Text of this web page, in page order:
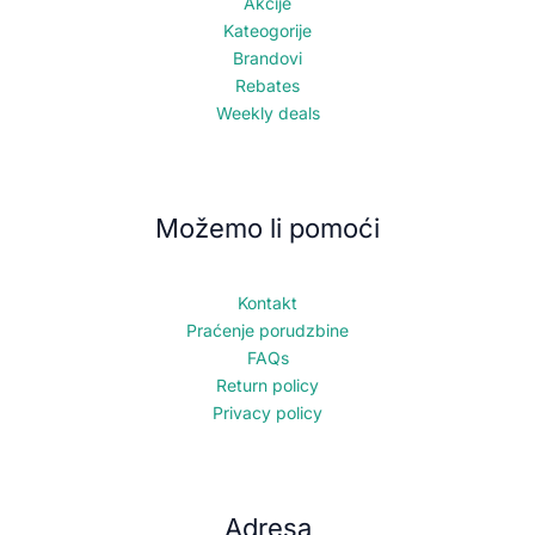
Kateogorije
Brandovi
Rebates
Weekly deals
Možemo li pomoći
Kontakt
Praćenje porudzbine
FAQs
Return policy
Privacy policy
Adresa